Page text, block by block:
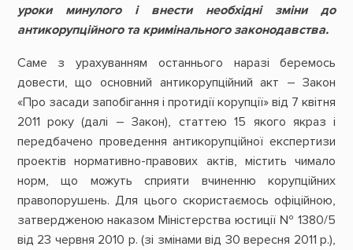
уроки минулого і внести необхідні зміни до
антикорупційного та кримінального законодавства.
Саме з урахуванням останнього наразі беремось
довести, що основний антикорупційний акт – Закон
«Про засади запобігання і протидії корупції» від 7 квітня
2011 року (далі – Закон), статтею 15 якого якраз і
передбачено проведення антикорупційної експертизи
проектів нормативно-правових актів, містить чимало
норм, що можуть сприяти вчиненню корупційних
правопорушень. Для цього скористаємось офіційною,
затвердженою наказом Міністерства юстиції № 1380/5
від 23 червня 2010 р. (зі змінами від 30 вересня 2011 р.),